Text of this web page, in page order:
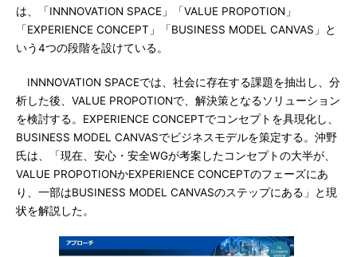
は、「INNNOVATION SPACE」「VALUE PROPOTION」
「EXPERIENCE CONCEPT」「BUSINESS MODEL CANVAS」と
いう4つの段階を設けている。
INNNOVATION SPACEでは、社会に存在する課題を抽出し、分
析した後、VALUE PROPOTIONで、解決策となるソリューション
を検討する。EXPERIENCE CONCEPTでコンセプトを具現化し、
BUSINESS MODEL CANVASでビジネスモデルを策定する。沖野
氏は、「現在、安心・安全WGが考案したコンセプトの大半が、
VALUE PROPOTIONかEXPERIENCE CONCEPTのフェーズにあ
り、一部はBUSINESS MODEL CANVASのステップにある」と現
状を解説した。